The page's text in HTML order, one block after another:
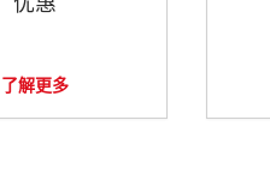
了解更多